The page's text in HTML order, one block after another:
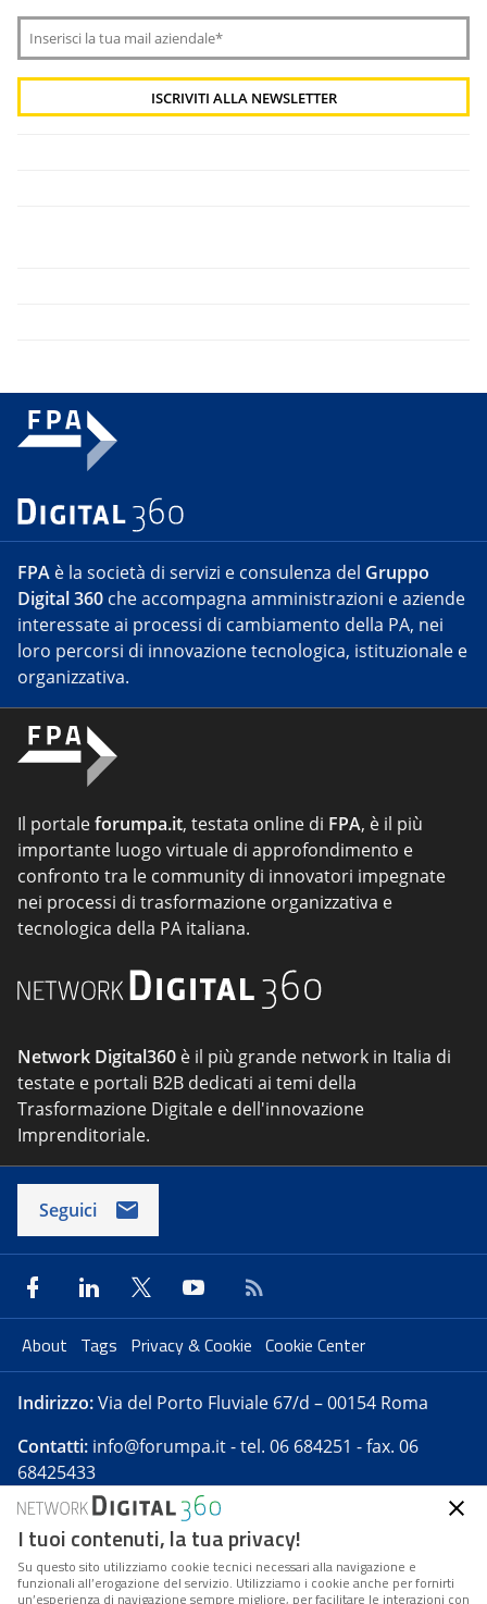
FPA è la società di servizi e consulenza del Gruppo
Digital 360 che accompagna amministrazioni e aziende
interessate ai processi di cambiamento della PA, nei
loro percorsi di innovazione tecnologica, istituzionale e
organizzativa.
Il portaleforumpa.it, testata online di FPA, è il più
importante luogo virtuale di approfondimento e
confronto tra le community di innovatori impegnate
nei processi di trasformazione organizzativa e
tecnologica della PA italiana.
Network Digital360 è il più grande network in Italia di
testate e portali B2B dedicati ai temi della
Trasformazione Digitale e dell'innovazione
Imprenditoriale.
Seguici
About Tags Privacy & Cookie Cookie Center
Indirizzo:Via del Porto Fluviale 67/d – 00154 Roma
Contatti: info@forumpa.it- tel. 06 684251 - fax. 06
68425433
Forumpa.itè una pubblicazione telematica iscritta
presso Registro della stampa del Tribunale di Roma -
Reg. n. 182 del 2 maggio 2008 - Direttore resp. Michela
I tuoi contenuti, la tua privacy!
Su questo sito utilizziamo cookie tecnici necessari alla navigazione e
funzionali all’erogazione del servizio. Utilizziamo i cookie anche per fornirti
un’esperienza di navigazione sempre migliore, per facilitare le interazioni con